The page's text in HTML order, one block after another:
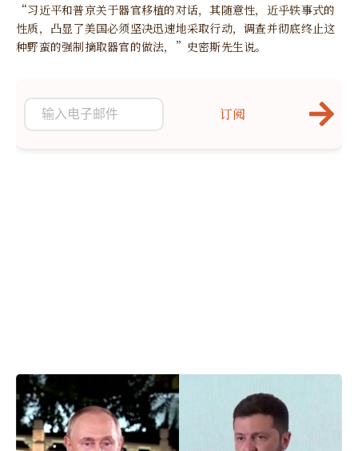
“习近平和普京关于器官移植的对话，其随意性，近乎轶事式的
性质，凸显了美国必须坚决迅速地采取行动，调查并彻底终止这
种野蛮的强制摘取器官的做法，”史密斯先生说。
订阅